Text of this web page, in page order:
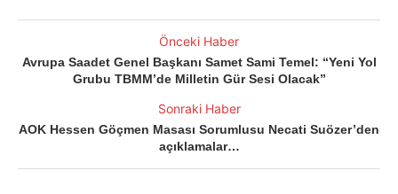
Önceki Haber
Avrupa Saadet Genel Başkanı Samet Sami Temel: “Yeni Yol
Grubu TBMM’de Milletin Gür Sesi Olacak”
Sonraki Haber
AOK Hessen Göçmen Masası Sorumlusu Necati Suözer’den
açıklamalar…